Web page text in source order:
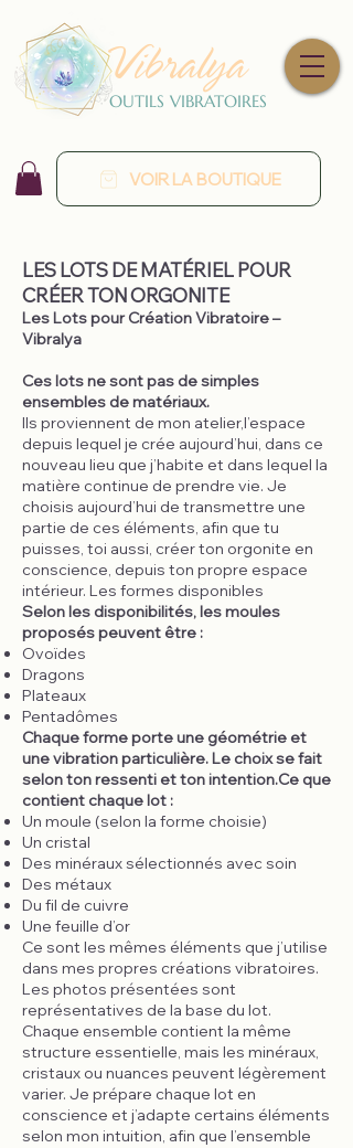
VOIR LA BOUTIQUE
Vibralya
OUTILS VIBRATOIRES
LES LOTS DE MATÉRIEL POUR
CRÉER TON ORGONITE
Les Lots pour Création Vibratoire –
Vibralya
Ces lots ne sont pas de simples
ensembles de matériaux.
Ils proviennent de mon atelier,l’espace
depuis lequel je crée aujourd’hui, dans ce
nouveau lieu que j’habite et dans lequel la
matière continue de prendre vie. Je
choisis aujourd’hui de transmettre une
partie de ces éléments, afin que tu
puisses, toi aussi, créer ton orgonite en
conscience, depuis ton propre espace
intérieur. Les formes disponibles
Selon les disponibilités, les moules
proposés peuvent être :
Ovoïdes
Dragons
Plateaux
Pentadômes
Chaque forme porte une géométrie et
une vibration particulière. Le choix se fait
selon ton ressenti et ton intention.Ce que
contient chaque lot :
Un moule (selon la forme choisie)
Un cristal
Des minéraux sélectionnés avec soin
Des métaux
Du fil de cuivre
Une feuille d’or
Ce sont les mêmes éléments que j’utilise
dans mes propres créations vibratoires.
Les photos présentées sont
représentatives de la base du lot.
Chaque ensemble contient la même
structure essentielle, mais les minéraux,
cristaux ou nuances peuvent légèrement
varier. Je prépare chaque lot en
conscience et j’adapte certains éléments
selon mon intuition, afin que l’ensemble